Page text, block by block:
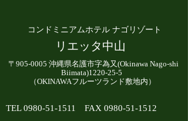
コンドミニアムホテル ナゴリゾート
リエッタ中山
〒905-0005 沖縄県名護市字為又(Okinawa Nago-shi
Biimata)1220-25-5
（OKINAWAフルーツランド敷地内）
TEL0980-51-1511 FAX 0980-51-1512